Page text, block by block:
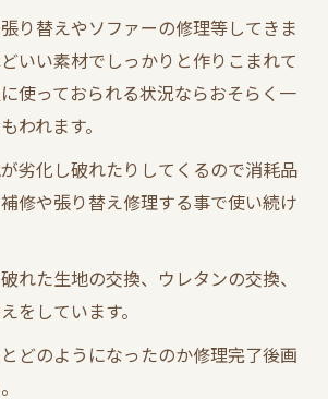
り替えやソファーの修理等してきま
いい素材でしっかりと作りこまれて
使っておられる状況ならおそらく一
われます。
劣化し破れたりしてくるので消耗品
修や張り替え修理する事で使い続け
れた生地の交換、ウレタンの交換、
をしています。
どのようになったのか修理完了後画